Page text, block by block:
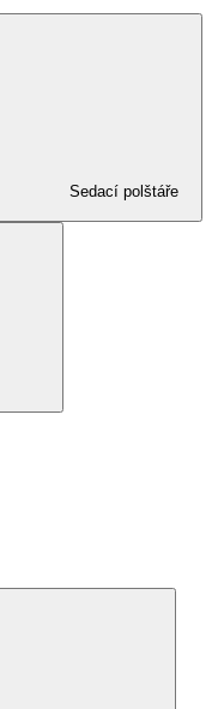
Sedací polštáře